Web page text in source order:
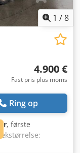
1 /8
4.900 €
Fast pris plus moms
Ring op
, første